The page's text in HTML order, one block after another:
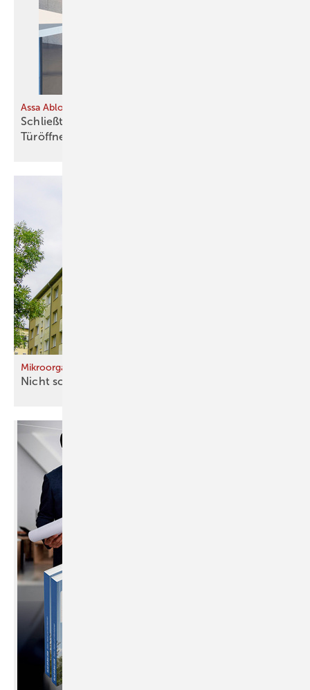
Assa Abloy
Schließt sich eine Tür, dann öffnet der elektrische
Türöffner eine
Mikroorganismen an Gebäudeaußenwänden (1)
Nicht schön, aber auch nicht